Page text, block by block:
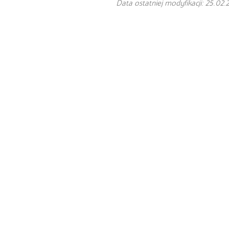
Data ostatniej modyfikacji: